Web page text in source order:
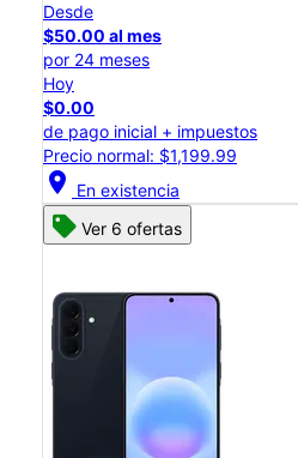
Desde
$50.00 al mes
por 24 meses
Hoy
$0.00
de pago inicial + impuestos
Precio normal: $1,199.99
location_on En existencia
Ver 6 ofertas